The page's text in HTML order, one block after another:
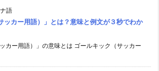
語
ッカー用語）」とは？意味と例文が３秒でわか
カー用語）」の意味とは ゴールキック（サッカー